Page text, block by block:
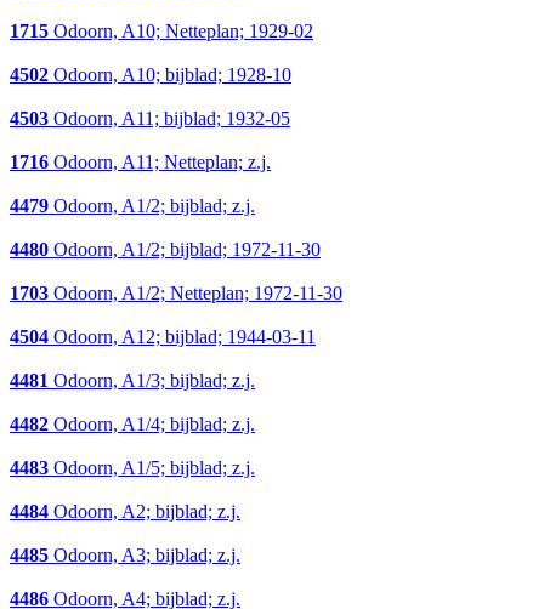
1715 Odoorn, A10; Netteplan; 1929-02
4502 Odoorn, A10; bijblad; 1928-10
4503 Odoorn, A11; bijblad; 1932-05
1716 Odoorn, A11; Netteplan; z.j.
4479 Odoorn, A1/2; bijblad; z.j.
4480 Odoorn, A1/2; bijblad; 1972-11-30
1703 Odoorn, A1/2; Netteplan; 1972-11-30
4504 Odoorn, A12; bijblad; 1944-03-11
4481 Odoorn, A1/3; bijblad; z.j.
4482 Odoorn, A1/4; bijblad; z.j.
4483 Odoorn, A1/5; bijblad; z.j.
4484 Odoorn, A2; bijblad; z.j.
4485 Odoorn, A3; bijblad; z.j.
4486 Odoorn, A4; bijblad; z.j.